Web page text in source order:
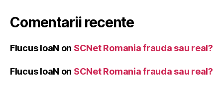
Comentarii recente
Flucus IoaN on SCNet Romania frauda sau real?
Flucus IoaN on SCNet Romania frauda sau real?